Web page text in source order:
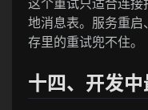
地消息表。服务重
存里的重试兜不住。
十四、开发